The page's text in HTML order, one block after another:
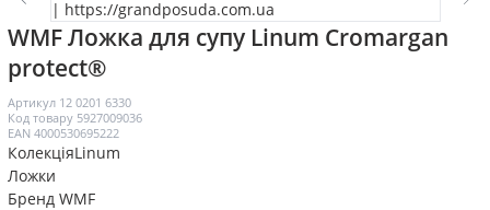
WMF Ложка для супу Linum Cromargan
protect®
Артикул 12 0201 6330
Код товару 5927009036
EAN 4000530695222
КолекціяLinum
Ложки
Бренд WMF